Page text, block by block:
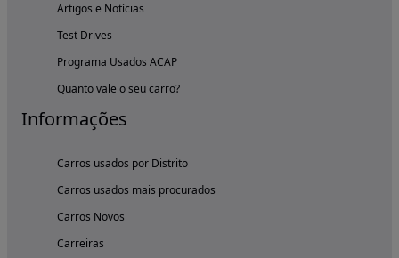
Artigos e Notícias
Test Drives
Programa Usados ACAP
Quanto vale o seu carro?
Informações
Carros usados por Distrito
Carros usados mais procurados
Carros Novos
Carreiras